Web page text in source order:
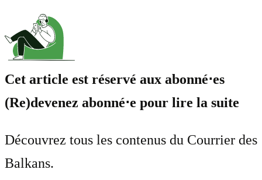
Cet article est réservé aux abonné⋅es
(Re)devenez abonné⋅e pour lire la suite
Découvrez tous les contenus du Courrier des
Balkans.